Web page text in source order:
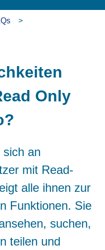
Only
sich an
mit Read-
alle ihnen zur
Funktionen. Sie
suchen,
teilen und